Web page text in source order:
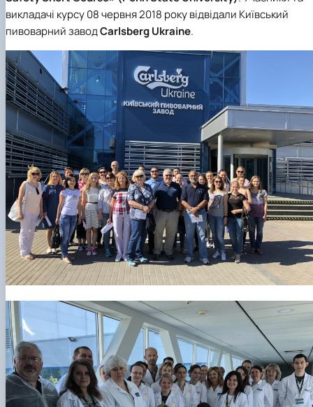
викладачі курсу 08 червня 2018 року відвідали Київський
пивоварний заводCarlsberg Ukraine.